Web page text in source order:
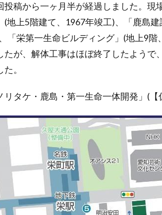
投稿から一ヶ月半が経過しました。現
(地上5階建て、1967年竣工)、「鹿島
「栄第一生命ビルディング」(地上9
たが、解体工事はほぼ終了したようで
た。
リタケ・鹿島・第一生命一体開発」(